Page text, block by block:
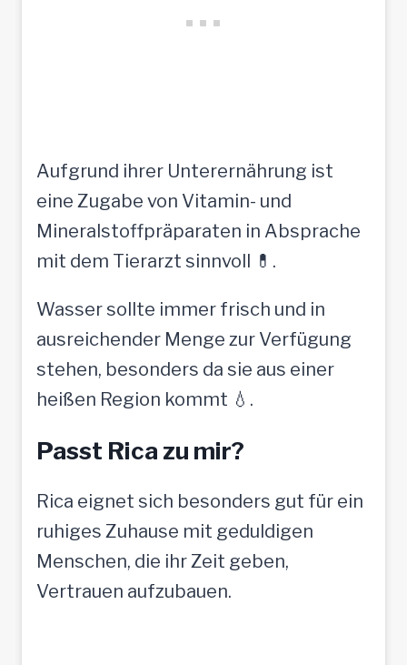
Aufgrund ihrer Unterernährung ist
eine Zugabe von Vitamin- und
Mineralstoffpräparaten in Absprache
mit dem Tierarzt sinnvoll 💊.
Wasser sollte immer frisch und in
ausreichender Menge zur Verfügung
stehen, besonders da sie aus einer
heißen Region kommt 💧.
Passt Rica zu mir?
Rica eignet sich besonders gut für ein
ruhiges Zuhause mit geduldigen
Menschen, die ihr Zeit geben,
Vertrauen aufzubauen.